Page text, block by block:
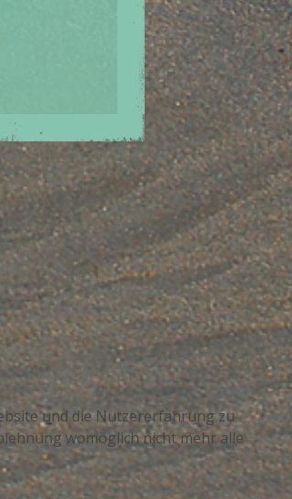
und die Nutzererfahrung zu
womöglich nicht mehr alle